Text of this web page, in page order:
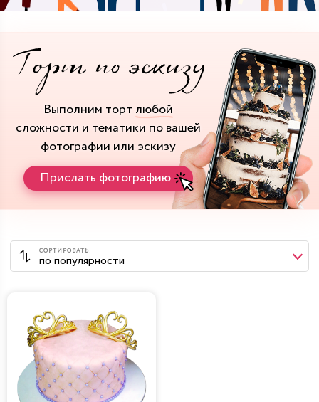
Выполним торт любой
сложности и тематики по вашей
фотографии или эскизу
Прислать фотографию